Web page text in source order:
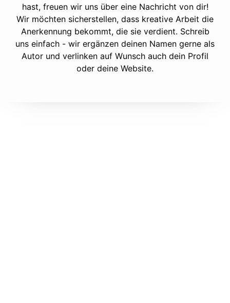
hast, freuen wir uns über eine Nachricht von dir!
Wir möchten sicherstellen, dass kreative Arbeit die
Anerkennung bekommt, die sie verdient. Schreib
uns einfach - wir ergänzen deinen Namen gerne als
Autor und verlinken auf Wunsch auch dein Profil
oder deine Website.